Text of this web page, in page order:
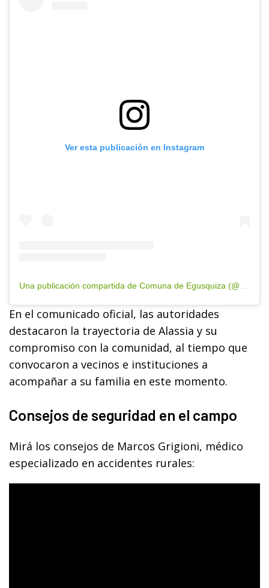
Ver esta publicación en Instagram
Una publicación compartida de Comuna de Egusquiza (@comuna.egusquiza)
En el comunicado oficial, las autoridades
destacaron la trayectoria de Alassia y su
compromiso con la comunidad, al tiempo que
convocaron a vecinos e instituciones a
acompañar a su familia en este momento.
Consejos de seguridad en el campo
Mirá los consejos de Marcos Grigioni, médico
especializado en accidentes rurales: